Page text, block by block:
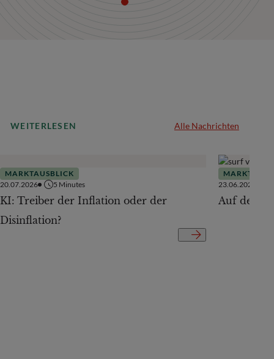
WEITERLESEN Alle Nachrichten
MARKTAUSBLICK
20.07.2026
5 Minutes
KI: Treiber der Inflation oder der
Disinflation?
23.06.2026
Auf der